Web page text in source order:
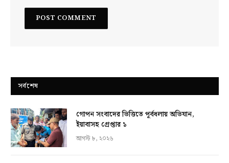
সর্বশেষ
গোপন সংবাদের ভিত্তিতে পূর্বধলায় অভিযান,
ইয়াবাসহ গ্রেপ্তার ১
আগস্ট ৮, ২০২৬